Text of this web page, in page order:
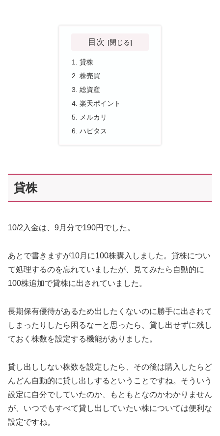
目次
貸株
株売買
総資産
楽天ポイント
メルカリ
ハピタス
貸株
10/2入金は、9月分で190円でした。
あとで書きますが10月に100株購入しました。貸株につい
て処理するのを忘れていましたが、見てみたら自動的に
100株追加で貸株に出されていました。
長期保有優待があるため出したくないのに勝手に出されて
しまったりしたら困るなーと思ったら、貸し出せずに残し
ておく株数を設定する機能がありました。
貸し出ししない株数を設定したら、その後は購入したらど
んどん自動的に貸し出しするということですね。そういう
設定に自分でしていたのか、もともとなのかわかりません
が、いつでもすべて貸し出していたい株については便利な
設定ですね。